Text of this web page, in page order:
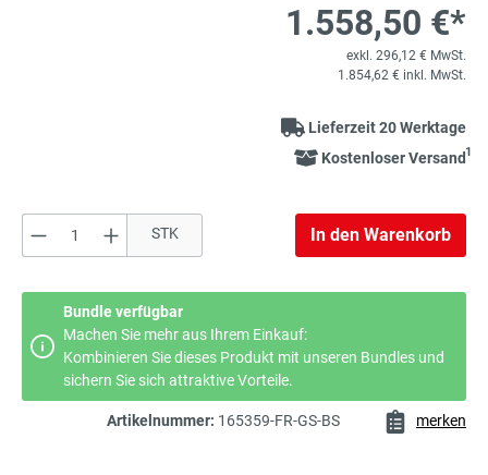
1.558,50 €*
exkl. 296,12 € MwSt.
1.854,62 € inkl. MwSt.
Lieferzeit 20 Werktage
Kostenloser Versand1
Produkt Anzahl: Gib den gewünschten
STK In den Warenkorb
Bundle verfügbar
Machen Sie mehr aus Ihrem Einkauf:
Kombinieren Sie dieses Produkt mit unseren Bundles und
sichern Sie sich attraktive Vorteile.
Artikelnummer: 165359-FR-GS-BS merken